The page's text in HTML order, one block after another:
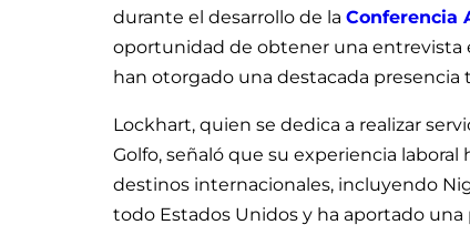
durante el desarrollo de la Conferencia
oportunidad de obtener una entrevista
han otorgado una destacada
Lockhart, quien se dedica a realizar
Golfo, señaló que su experiencia
destinos internacionales, incluyendo
todo Estados Unidos y ha aportado una